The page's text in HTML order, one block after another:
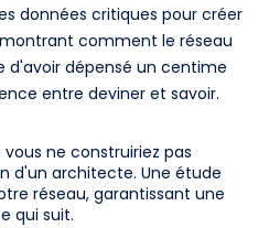
données critiques pour créer
comment le réseau
dépensé un centime
entre deviner et savoir.
vous ne construiriez pas
d'un architecte. Une étude
réseau, garantissant une
qui suit.